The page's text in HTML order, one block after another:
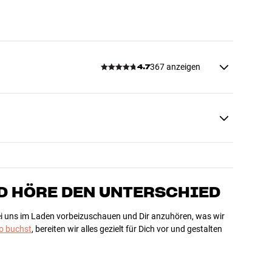
4.7367 anzeigen
HÖRE DEN UNTERSCHIED
uns im Laden vorbeizuschauen und Dir anzuhören, was wir
buchst, bereiten wir alles gezielt für Dich vor und gestalten